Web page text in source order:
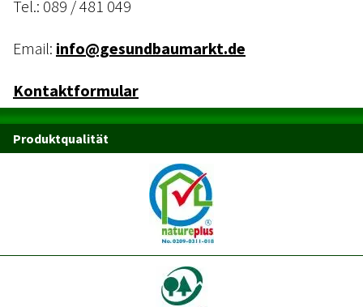
Tel.: 089 / 481 049
Email: info@gesundbaumarkt.de
Kontaktformular
Produktqualität